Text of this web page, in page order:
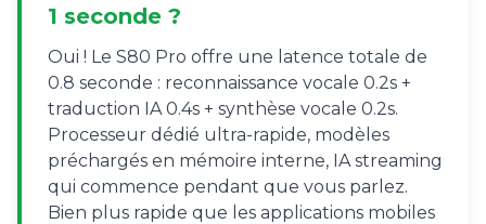
1 seconde ?
Oui ! Le S80 Pro offre une latence totale de
0.8 seconde : reconnaissance vocale 0.2s +
traduction IA 0.4s + synthèse vocale 0.2s.
Processeur dédié ultra-rapide, modèles
préchargés en mémoire interne, IA streaming
qui commence pendant que vous parlez.
Bien plus rapide que les applications mobiles